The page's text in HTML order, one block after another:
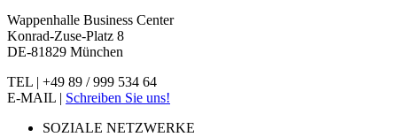
Wappenhalle Business Center
Konrad-Zuse-Platz 8
DE-81829 München
TEL | +49 89 / 999 534 64
E-MAIL | Schreiben Sie uns!
SOZIALE NETZWERKE